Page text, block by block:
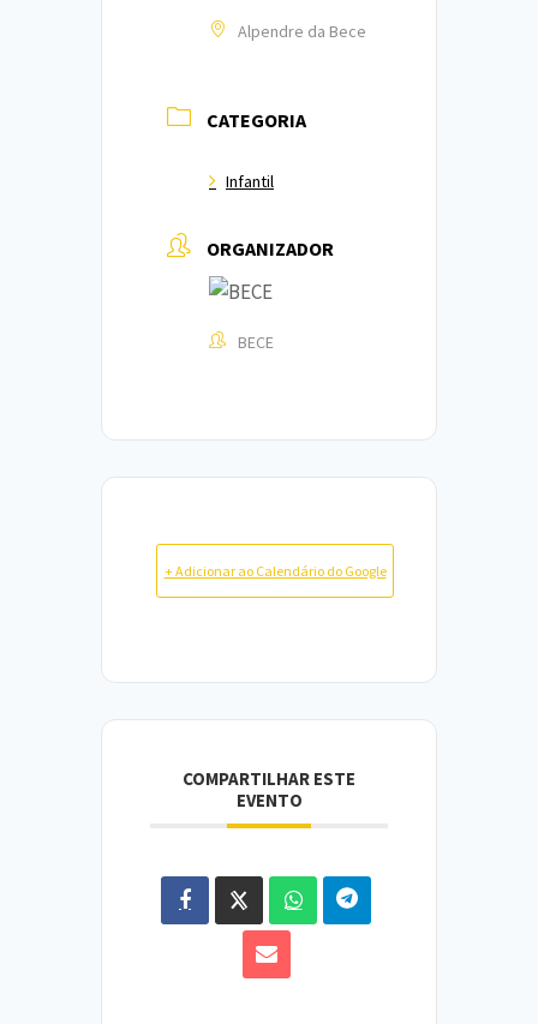
Alpendre da Bece
CATEGORIA
Infantil
ORGANIZADOR
BECE
+ Adicionar ao Calendário do Google
COMPARTILHAR ESTE
EVENTO